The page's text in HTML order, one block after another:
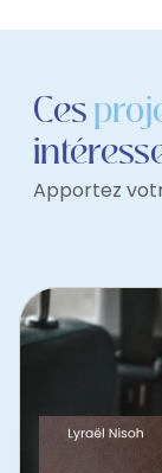
Ces
Apportez